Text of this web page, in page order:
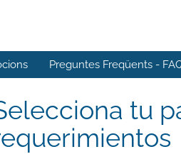
Preguntes Freqüents -
tu